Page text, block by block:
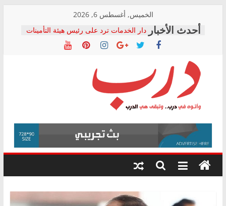
content
الخميس, أغسطس 6, 2026
دار الخدمات ترد على رئيس هيئة التأمينات
بعد مؤتمره الصحفي: إنكار الأزمة لا ينهي
معاناة أصحاب المعاشات.. ونطالب بكشف
فرحات سليمان يكتب: القطاع الصحي إلى
أين؟
حزب التحالف الشعبي يطلق لجنة “الحق
في الصحة” بالإسكندرية لرصد الانتهاكات
ودعم المرضى
الوزاري لمدينة الصحفيين.. وانتهاء أعمال
إنشاء المبنى الإداري
المجلس القومي لحقوق الإنسان يعلن
متابعة قضية الدكتور محمد زهران.. ويؤكد:
قرينة البراءة وضمانات المحاكمة العادلة
درب
وأتوه
درب..
وتبقى
هي